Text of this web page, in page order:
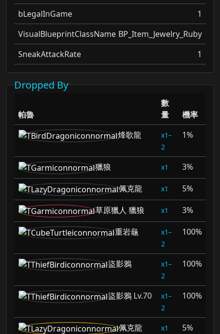
bLegalInGame
1
VisualBlueprintClassName BP_Item_Jewelry_Ruby
SneakAttackRate
1
Dropped By
帕魯
數
量
機率
烽歌龍
1–
2
1%
獵狼 1
3%
佩克龍
1
5%
草原獵人 獵狼
1
3%
重岩龜
1–
2
100%
盜影鴉
1–
2
100%
盜影鴉 Lv.70
1–
2
100%
佩克龍
1 5%